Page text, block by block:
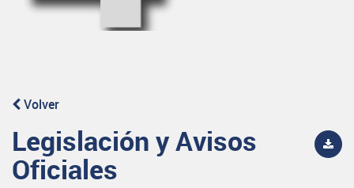
Volver
Legislación y Avisos
Oficiales